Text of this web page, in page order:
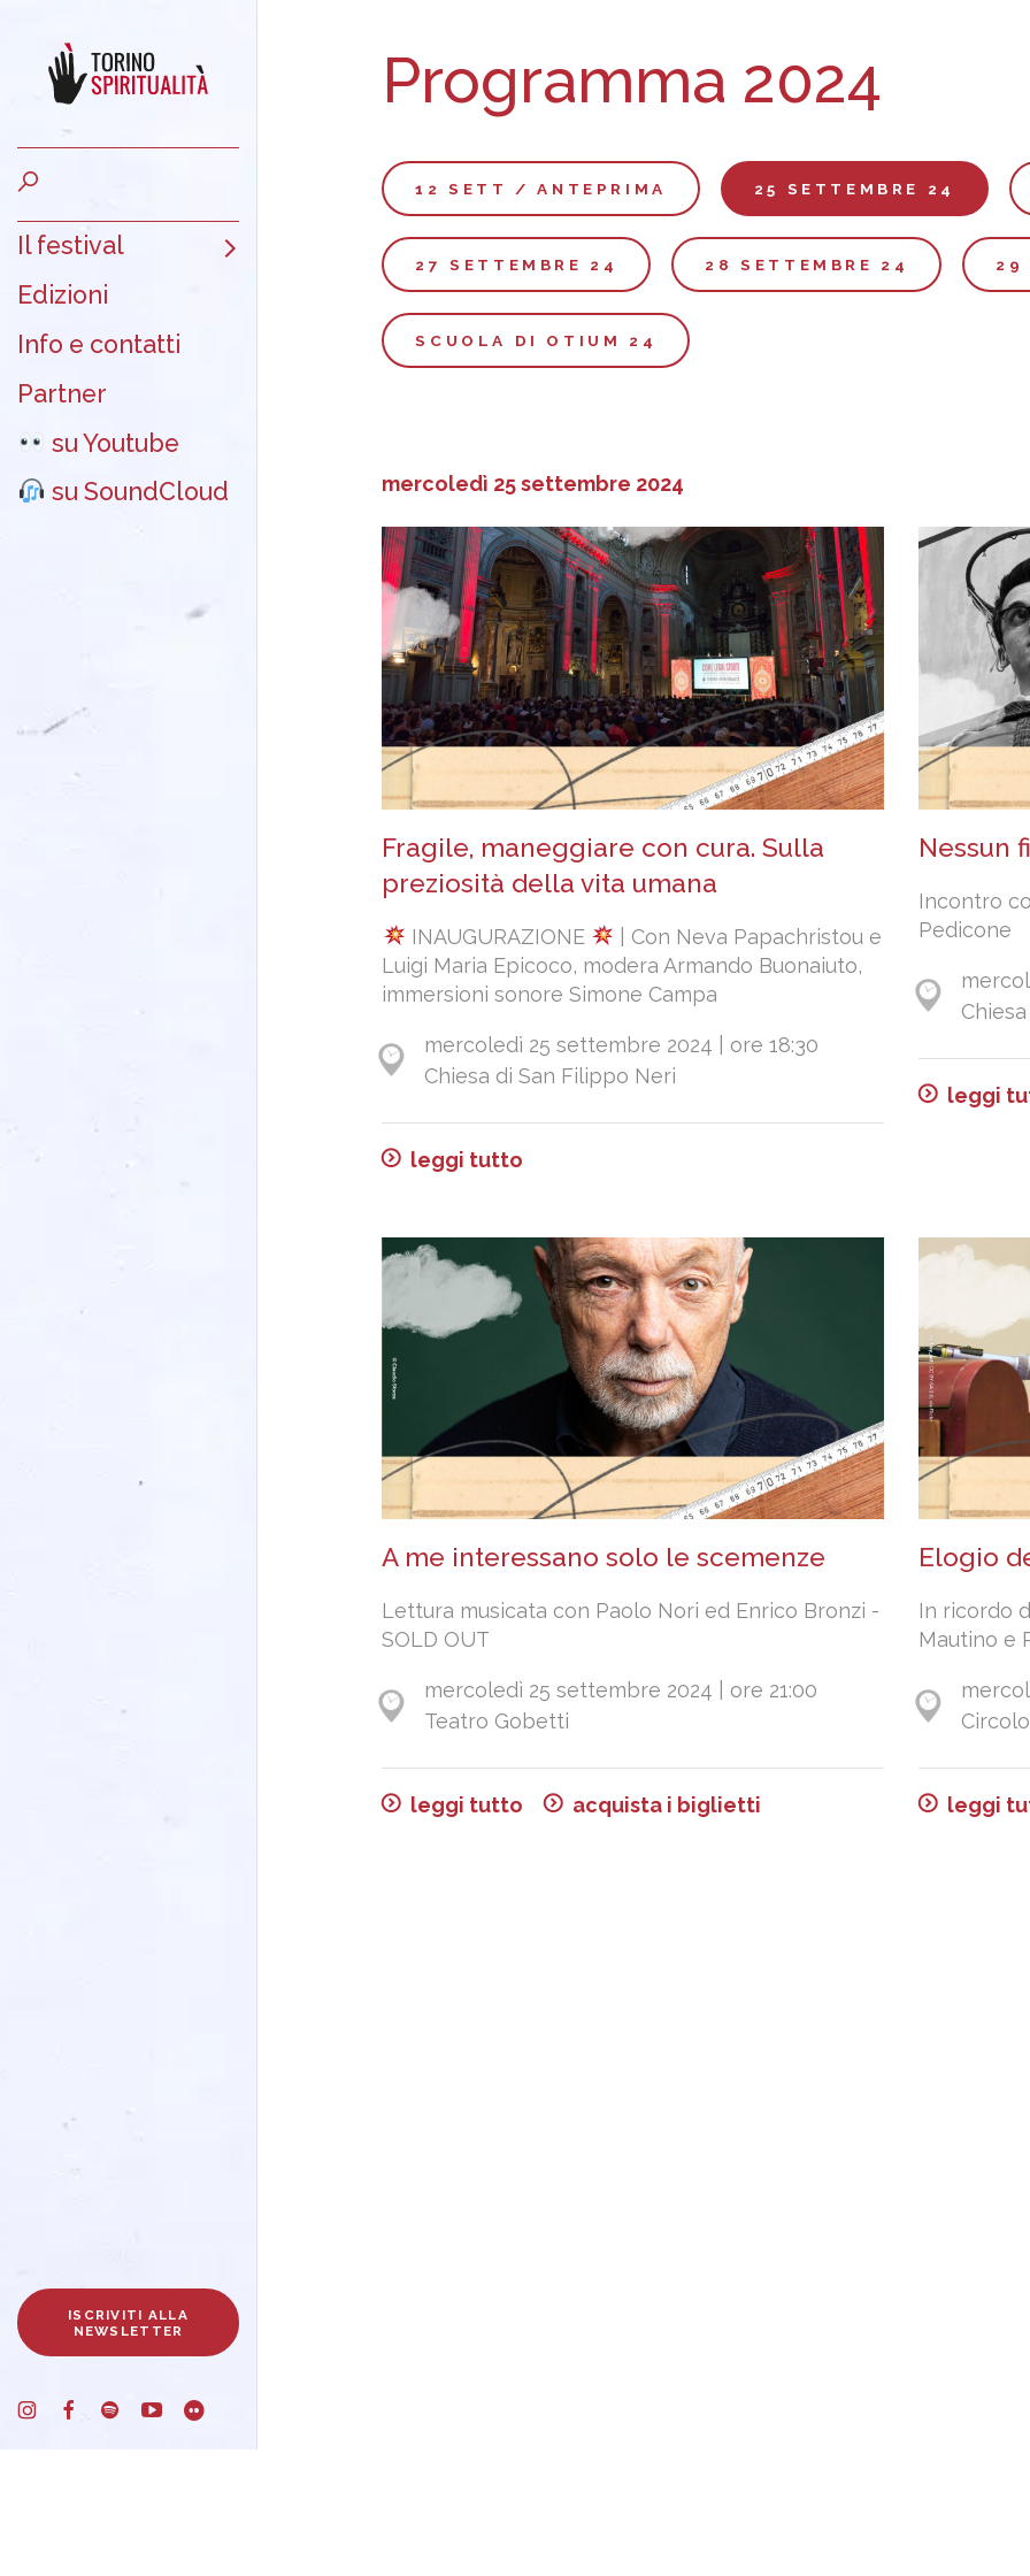
Il festival
Edizioni
Info e contatti
Partner
su Youtube
su SoundCloud
ISCRIVITI ALLA
NEWSLETTER
Programma 2024
12 SETT / ANTEPRIMA 25 SETTEMBRE 24
27 SETTEMBRE 24 28 SETTEMBRE 24 29
SCUOLA DI OTIUM 24
mercoledì 25 settembre 2024
Fragile, maneggiare con cura. Sulla
preziosità della vita umana
INAUGURAZIONE
| Con Neva Papachristou e
Luigi Maria Epicoco, modera Armando Buonaiuto,
immersioni sonore Simone Campa
mercoledì 25 settembre 2024 | ore 18:30
Chiesa di San Filippo Neri
leggi tutto
Nessun
Incontro
Pedicone
leggi
A me interessano solo le scemenze
Lettura musicata con Paolo Nori ed Enrico Bronzi -
SOLD OUT
mercoledì 25 settembre 2024 | ore 21:00
Teatro Gobetti
leggi tutto acquista i biglietti
Elogio
In ricordo
Mautino e
leggi